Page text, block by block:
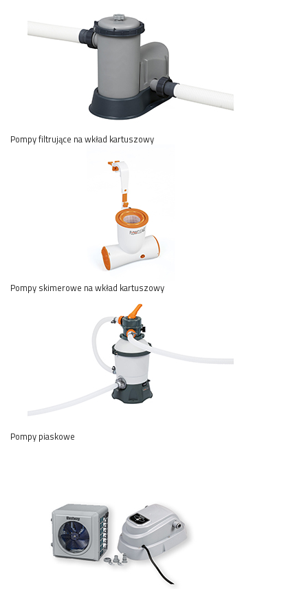
Pompy filtrujące na wkład kartuszowy
Pompy skimerowe na wkład kartuszowy
Pompy piaskowe